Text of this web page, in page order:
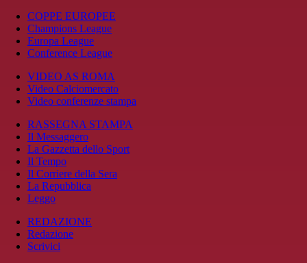
COPPE EUROPEE
Champions League
Europa League
Conference League
VIDEO AS ROMA
Video Calciomercato
Video conferenze stampa
RASSEGNA STAMPA
Il Messaggero
La Gazzetta dello Sport
Il Tempo
Il Corriere della Sera
La Repubblica
Leggo
REDAZIONE
Redazione
Scrivici